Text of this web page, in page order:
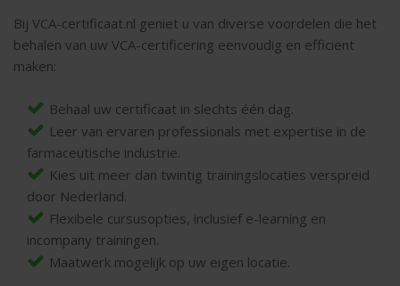
Bij VCA-certificaat.nl geniet u van diverse voordelen die het
behalen van uw VCA-certificering eenvoudig en efficiënt
maken:
Behaal uw certificaat in slechts één dag.
Leer van ervaren professionals met expertise in de
farmaceutische industrie.
Kies uit meer dan twintig trainingslocaties verspreid
door Nederland.
Flexibele cursusopties, inclusief e-learning en
incompany trainingen.
Maatwerk mogelijk op uw eigen locatie.